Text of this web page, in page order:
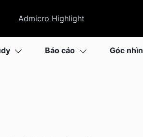
Admicro Highlight
Báo cáo Góc nhìn